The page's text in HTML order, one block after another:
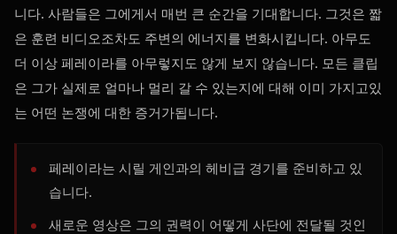
니다. 사람들은 그에게서 매번 큰 순간을 기대합니다. 그것은 짧
은 훈련 비디오조차도 주변의 에너지를 변화시킵니다. 아무도
더 이상 페레이라를 아무렇지도 않게 보지 않습니다. 모든 클립
은 그가 실제로 얼마나 멀리 갈 수 있는지에 대해 이미 가지고있
는 어떤 논쟁에 대한 증거가됩니다.
페레이라는 시릴 게인과의 헤비급 경기를 준비하고 있
습니다.
새로운 영상은 그의 권력이 어떻게 사단에 전달될 것인